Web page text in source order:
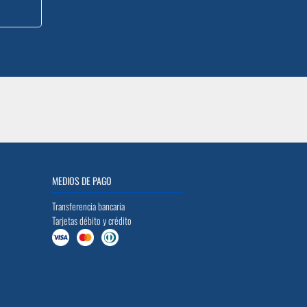
MEDIOS DE PAGO
Transferencia bancaria
Tarjetas débito y crédito